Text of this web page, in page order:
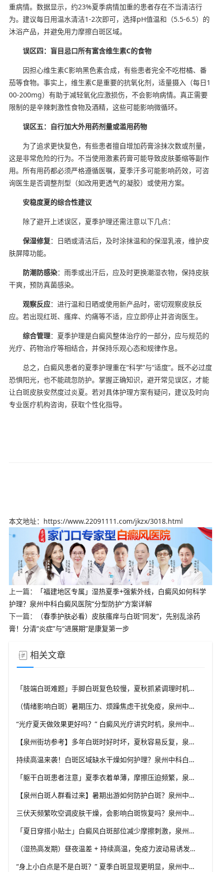
重病情。数据显示，约23%夏季病情加重的患者存在不当清洁行
为。建议每日用温水清洁1-2次即可，选择pH值温和（5.5-6.5）的
沐浴产品，并避免用力摩擦白斑区域。
误区四：盲目忌口所有富含维生素C的食物
因担心维生素C影响黑色素合成，有些患者完全不吃柑橘、番
茄等食物。事实上，维生素C是重要的抗氧化剂，适量摄入（每日1
00-200mg）有助于减轻氧化应激损伤，不会影响病情。真正需要
限制的是辛辣刺激性食物及酒精，这些可能影响微循环。
误区五：自行加大外用药剂量或滥用药物
为了追求更快复色，有些患者擅自增加药膏涂抹次数或剂量，
这是非常危险的行为。不当使用激素药膏可能导致皮肤萎缩等副作
用。所有用药都必须严格遵循医嘱，夏季汗多可能影响药效，可咨
询医生是否调整剂型（如改用更透气的凝胶）或使用方案。
安稳度夏的综合性建议
除了避开上述误区，夏季护理还需注意以下几点：
保湿修复：日晒或清洁后，及时涂抹温和的保湿乳液，维护皮
肤屏障功能。
防潮防感染：雨季或出汗后，应及时更换潮湿衣物，保持皮肤
干爽，预防真菌感染。
观察反应：进行温和日晒或使用新产品时，密切观察皮肤反
应。若出现红斑、瘙痒、灼痛等不适，应立即停止并咨询医生。
综合管理：夏季护理是白癜风整体治疗的一部分，应与规范的
光疗、药物治疗等相结合，并保持乐观心态和规律作息。
总之，白癜风患者的夏季护理重在“科学”与“适度”。既不必过度
恐惧阳光，也不能疏忽防护。掌握正确知识，避开常见误区，才能
让白斑皮肤安然度过炎夏。若对具体护理方案有疑问，建议及时向
专业医疗机构咨询，获取个性化指导。
本文地址：https://www.22091111.com/jkzx/3018.html
上一篇：
「福建地区专属」湿热夏季+强紫外线，白癜风如何科学
护理？泉州中科白癜风医院“分型防护”方案详解
下一篇：
（春季护肤必看）皮肤瘙痒与白斑“同发”，先别乱涂药
膏！分清“炎症”与“进展期”是康复第一步
相关文章
「肢端白斑难题」手脚白斑复色较慢，夏秋抓紧调理时机，泉州中科白癜风医院分享肢端白斑改善思路
（情绪影响白斑）暑期压力、烦躁焦虑干扰免疫，泉州中科白癜风医院建议白癜风患者保持心态平稳
“光疗夏天做效果更好吗？” 白癜风光疗讲究时机，泉州中科白癜风医院科普不同白斑类型治疗思路
【泉州街坊参考】多年白斑时好时坏，夏秋容易反复，泉州中科白癜风医院分析白癜风反复发作诱因
持续高温来袭！白斑区域缺水干燥如何护理？泉州中科白癜风医院讲解白癜风人群夏日正确保湿方法
「躯干白斑患者注意」夏季衣着单薄，摩擦压迫频繁，泉州中科白癜风医院分享白癜风日常皮肤保护技巧
【泉州白斑人群看过来】暑期出游如何防护白斑？泉州中科白癜风医院整理白癜风外出全套防护方案
三伏天频繁吹空调皮肤干燥，会影响白斑恢复吗？泉州中科白癜风医院聊聊白癜风肌肤保湿重点
「夏日穿搭小贴士」白癜风白斑部位减少摩擦刺激，泉州中科白癜风医院建议优选宽松透气棉质衣物
（湿热高发期）昼夜温差 + 持续高温，免疫力波动易诱发白癜风，泉州中科白癜风医院分享调理小技巧
“身上小白点是不是白斑？” 夏季白斑显现更明显，泉州中科白癜风医院教你初步辨别白癜风皮损特征